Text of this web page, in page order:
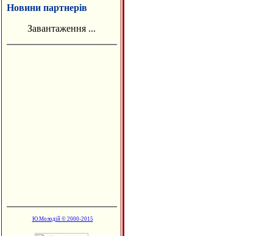
Новини партнерів
Завантаження ...
Ю.Молодій © 2000-2015